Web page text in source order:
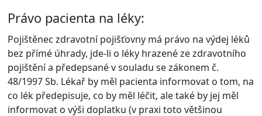
Právo pacienta na léky:
Pojištěnec zdravotní pojišťovny má právo na výdej léků
bez přímé úhrady, jde-li o léky hrazené ze zdravotního
pojištění a předepsané v souladu se zákonem č.
48/1997 Sb. Lékař by měl pacienta informovat o tom, na
co lék předepisuje, co by měl léčit, ale také by jej měl
informovat o výši doplatku (v praxi toto většinou